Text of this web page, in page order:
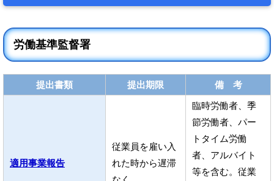
労働基準監督署
提出書類 提出期限 備 考
適用事業報告
従業員を雇い入
れた時から遅滞
臨時労働者、季
節労働者、パー
トタイム労働
者、アルバイト
等を含む。従業